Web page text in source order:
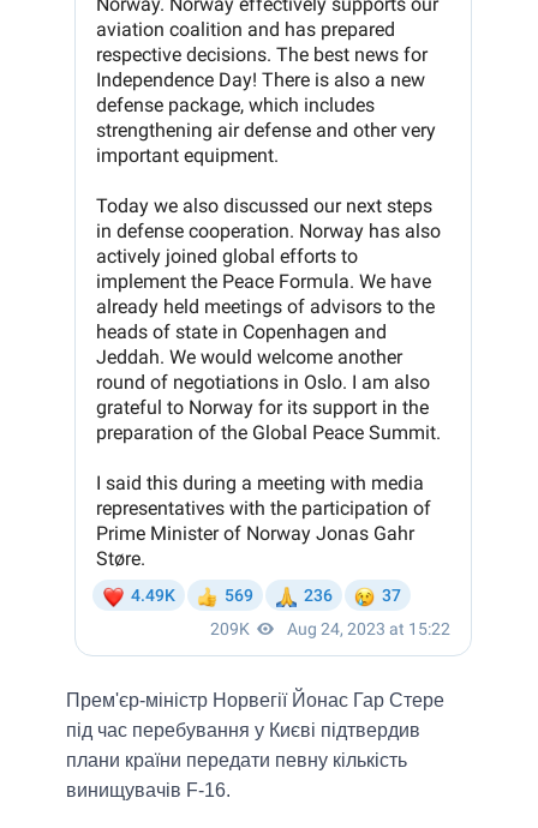
Прем'єр-міністр Норвегії Йонас Гар Стере
під час перебування у Києві підтвердив
плани країни передати певну кількість
винищувачів F-16.